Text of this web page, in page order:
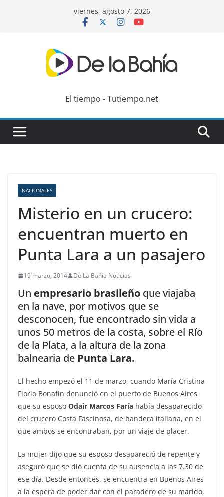
viernes, agosto 7, 2026
El tiempo - Tutiempo.net
NACIONALES
Misterio en un crucero:
encuentran muerto en
Punta Lara a un pasajero
19 marzo, 2014 De La Bahía Noticias
Un empresario brasileño que viajaba
en la nave, por motivos que se
desconocen, fue encontrado sin vida a
unos 50 metros de la costa, sobre el Río
de la Plata, a la altura de la zona
balnearia de Punta Lara.
El hecho empezó el 11 de marzo, cuando María Cristina
Florio Bonafín denunció en el puerto de Buenos Aires
que su esposo Odair Marcos Faría había desaparecido
del crucero Costa Fascinosa, de bandera italiana, en el
que ambos se encontraban, por un viaje de placer.
La mujer dijo que su esposo desapareció de repente y
aseguró que se dio cuenta de su ausencia a las 7.30 de
ese día. Desde entonces, se encuentra en Buenos Aires
a la espera de poder dar con el paradero de su marido,